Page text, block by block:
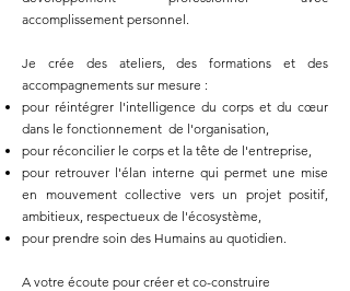
accomplissement personnel.
Je crée des ateliers, des formations et des
accompagnements sur mesure :
pour réintégrer l'intelligence du corps et du cœur
dans le fonctionnement de l'organisation,
pour réconcilier le corps et la tête de l'entreprise,
pour retrouver l'élan interne qui permet une mise
en mouvement collective vers un projet positif,
ambitieux, respectueux de l'écosystème,
pour prendre soin des Humains au quotidien.
A votre écoute pour créer et co-construire